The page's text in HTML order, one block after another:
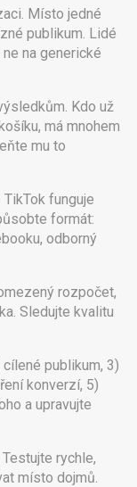
Místo jedné
publikum. Lidé
na generické
Kdo už
má mnohem
mu to
funguje
formát:
odborný
rozpočet,
Sledujte kvalitu
publikum, 3)
konverzí, 5)
a upravujte
rychle,
místo dojmů.